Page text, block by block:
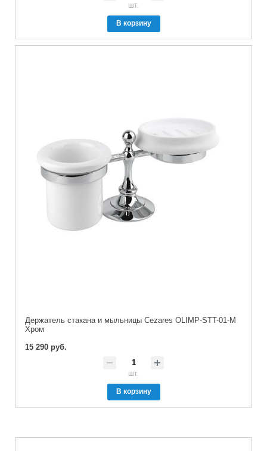
шт.
В корзину
Держатель стакана и мыльницы Cezares OLIMP-STT-01-M
Хром
15 290 руб.
шт.
В корзину